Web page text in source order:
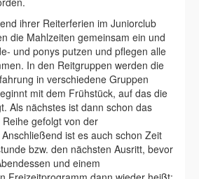
ihrer Reiterferien im Juniorclub
die Mahlzeiten gemeinsam ein und
und ponys putzen und pflegen alle
In den Reitgruppen werden die
in verschiedene Gruppen
mit dem Frühstück, auf das die
Als nächstes ist dann schon das
gefolgt von der
ist es auch schon Zeit
bzw. den nächsten Ausritt, bevor
und einem